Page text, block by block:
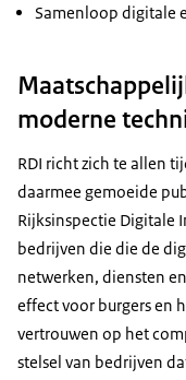
Samenloop digitale
moderne
RDI richt zich te allen
daarmee gemoeide
Rijksinspectie Digitale
bedrijven die die de
netwerken, diensten
effect voor burgers en
vertrouwen op het
stelsel van bedrijven